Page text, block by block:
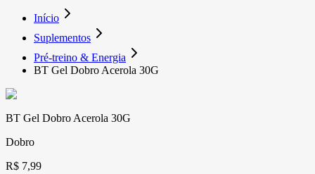
Início
Suplementos
Pré-treino & Energia
BT Gel Dobro Acerola 30G
BT Gel Dobro Acerola 30G
Dobro
R$ 7,99